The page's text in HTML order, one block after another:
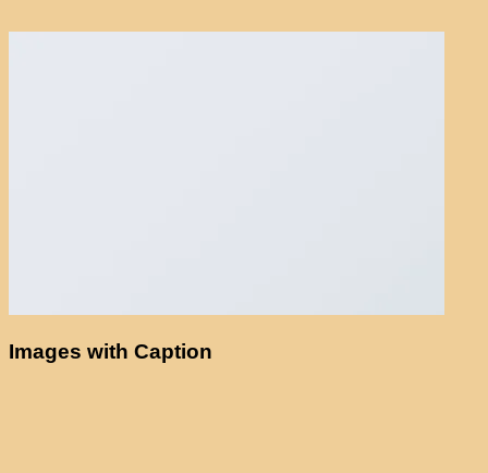
Images with Caption